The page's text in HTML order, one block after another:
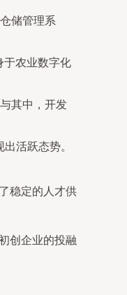
储管理系
于农业数字化
其中，开发
活跃态势。
稳定的人才供
创企业的投融